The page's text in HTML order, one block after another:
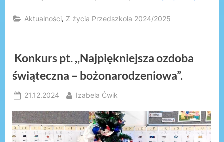
Aktualności, Z życia Przedszkola 2024/2025
Konkurs pt. ,,Najpiękniejsza ozdoba
świąteczna – bożonarodzeniowa”.
Posted
21.12.2024 By
Izabela Ćwik